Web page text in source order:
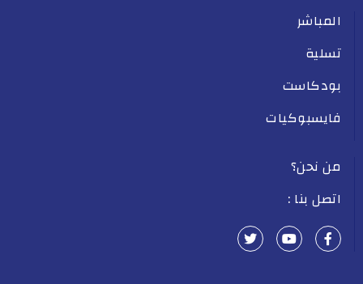
المباشر
تسلية
بودكاست
فايسبوكيات
من نحن؟
اتصل بنا :